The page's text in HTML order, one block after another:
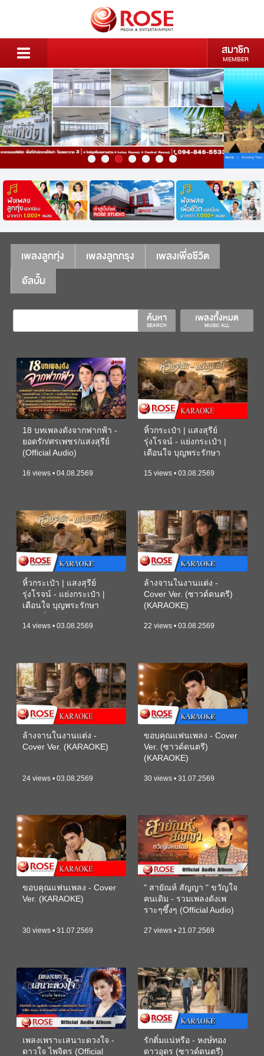
สมาชิก
MEMBER
เพลงลูกทุ่ง เพลงลูกกรุง
เพลงเพื่อชีวิต
อัลบั้ม
เพลงทั้งหมด
MUSIC ALL
ค้นหา
SEARCH
18 บทเพลงดังจากฟากฟ้า -
ยอดรัก/ศรเพชร/แสงสุรีย์
(Official Audio)
16 views • 04.08.2569
หิ้วกระเป๋า | แสงสุรีย์
รุ่งโรจน์ - แย่งกระเป๋า |
เตือนใจ บุญพระรักษา
15 views • 03.08.2569
หิ้วกระเป๋า | แสงสุรีย์
รุ่งโรจน์ - แย่งกระเป๋า |
เตือนใจ บุญพระรักษา
14 views • 03.08.2569
ล้างจานในงานแต่ง -
Cover Ver. (ซาวด์ดนตรี)
(KARAOKE)
22 views • 03.08.2569
ล้างจานในงานแต่ง -
Cover Ver. (KARAOKE)
24 views • 03.08.2569
ขอบคุณแฟนเพลง - Cover
Ver. (ซาวด์ดนตรี)
(KARAOKE)
30 views • 31.07.2569
ขอบคุณแฟนเพลง - Cover
Ver. (KARAOKE)
30 views • 31.07.2569
" สายัณห์ สัญญา " ขวัญใจ
คนเดิม - รวมเพลงดังเพ
ราะๆซึ้งๆ (Official Audio)
27 views • 21.07.2569
เพลงเพราะเสนาะดวงใจ -
ดาวใจ ไพจิตร (Official
รักติ๋มแน่หรือ - หงษ์ทอง
ดาวอุดร (ซาวด์ดนตรี)